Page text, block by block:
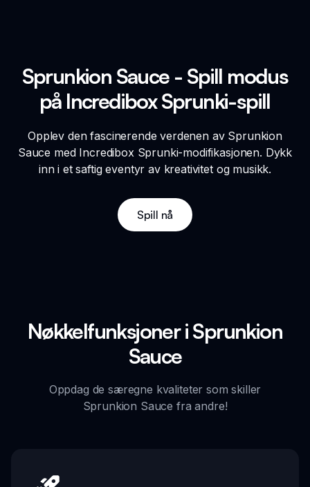
Sprunkion Sauce - Spill modus
på Incredibox Sprunki-spill
Opplev den fascinerende verdenen av Sprunkion
Sauce med Incredibox Sprunki-modifikasjonen. Dykk
inn i et saftig eventyr av kreativitet og musikk.
Spill nå
Nøkkelfunksjoner i Sprunkion
Sauce
Oppdag de særegne kvaliteter som skiller
Sprunkion Sauce fra andre!